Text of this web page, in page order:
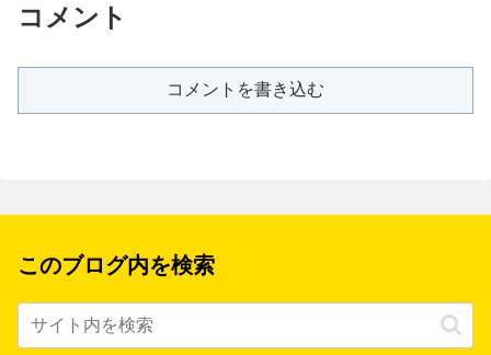
コメント
コメントを書き込む
このブログ内を検索